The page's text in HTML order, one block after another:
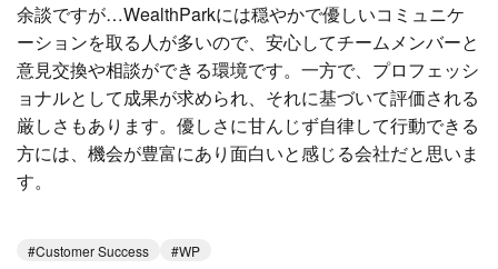
余談ですが…WealthParkには穏やかで優しいコミュニケ
ーションを取る人が多いので、安心してチームメンバーと
意見交換や相談ができる環境です。一方で、プロフェッシ
ョナルとして成果が求められ、それに基づいて評価される
厳しさもあります。優しさに甘んじず自律して行動できる
方には、機会が豊富にあり面白いと感じる会社だと思いま
す。
Customer Success WP